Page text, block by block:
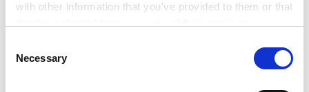
with other information that you’ve provided to them or that
Google Analytics, Google Search Console
Selection
Necessary
著作 论文